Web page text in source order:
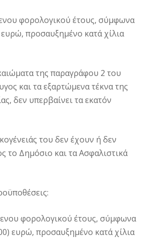
φορολογικού έτους, σύμφωνα
ευρώ, προσαυξημένο κατά χίλια
της παραγράφου 2 του
και τα εξαρτώμενα τέκνα της
δεν υπερβαίνει τα εκατόν
του δεν έχουν ή δεν
το Δημόσιο και τα Ασφαλιστικά
φορολογικού έτους, σύμφωνα
ευρώ, προσαυξημένο κατά χίλια